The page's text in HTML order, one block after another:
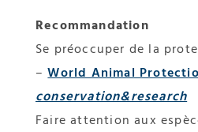
Recommandation
Se préoccuper de la
–World Animal
conservation&research
Faire attention aux